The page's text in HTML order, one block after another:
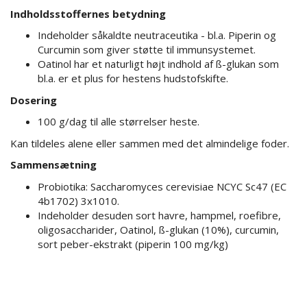
Indholdsstoffernes betydning
Indeholder såkaldte neutraceutika - bl.a. Piperin og
Curcumin som giver støtte til immunsystemet.
Oatinol har et naturligt højt indhold af ß-glukan som
bl.a. er et plus for hestens hudstofskifte.
Dosering
100 g/dag til alle størrelser heste.
Kan tildeles alene eller sammen med det almindelige foder.
Sammensætning
Probiotika: Saccharomyces cerevisiae NCYC Sc47 (EC
4b1702) 3x1010.
Indeholder desuden sort havre, hampmel, roefibre,
oligosaccharider, Oatinol, ß-glukan (10%), curcumin,
sort peber-ekstrakt (piperin 100 mg/kg)